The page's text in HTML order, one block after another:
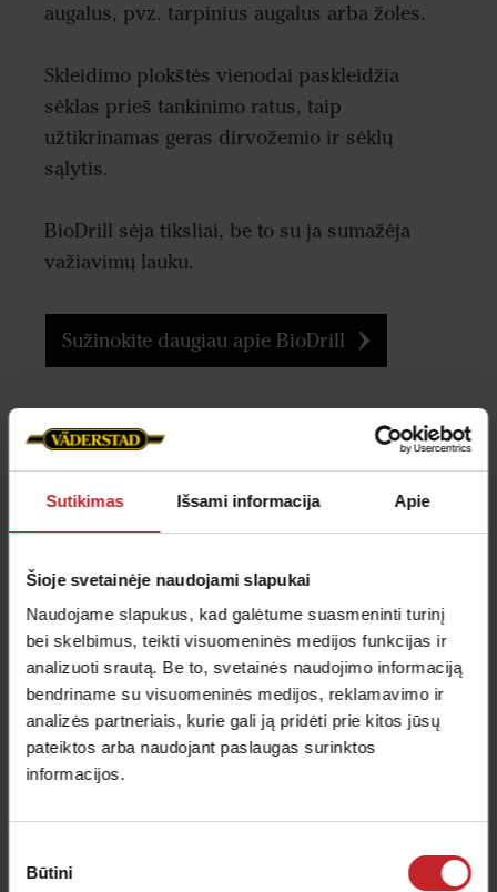
Sutikimas Išsami informacija Apie
Šioje svetainėje naudojami slapukai
Naudojame slapukus, kad galėtume suasmeninti turinį
bei skelbimus, teikti visuomeninės medijos funkcijas ir
analizuoti srautą. Be to, svetainės naudojimo informaciją
bendriname su visuomeninės medijos, reklamavimo ir
analizės partneriais, kurie gali ją pridėti prie kitos jūsų
pateiktos arba naudojant paslaugas surinktos
informacijos.
pasirinkimas
Būtini
augalus, pvz. tarpinius augalus arba žoles.
Skleidimo plokštės vienodai paskleidžia
sėklas prieš tankinimo ratus, taip
užtikrinamas geras dirvožemio ir sėklų
sąlytis.
BioDrill sėja tiksliai, be to su ja sumažėja
važiavimų lauku.
Sužinokite daugiau apie BioDrill
QuickStart filmai
Peržiūrėkite greito paleidimo filmus
sėjamosioms Rapid A 400-800S